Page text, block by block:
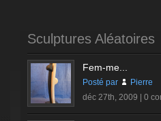
Sculptures Aléatoires
Fem-me...
Posté par
Pierre
déc 27th, 2009 | 0